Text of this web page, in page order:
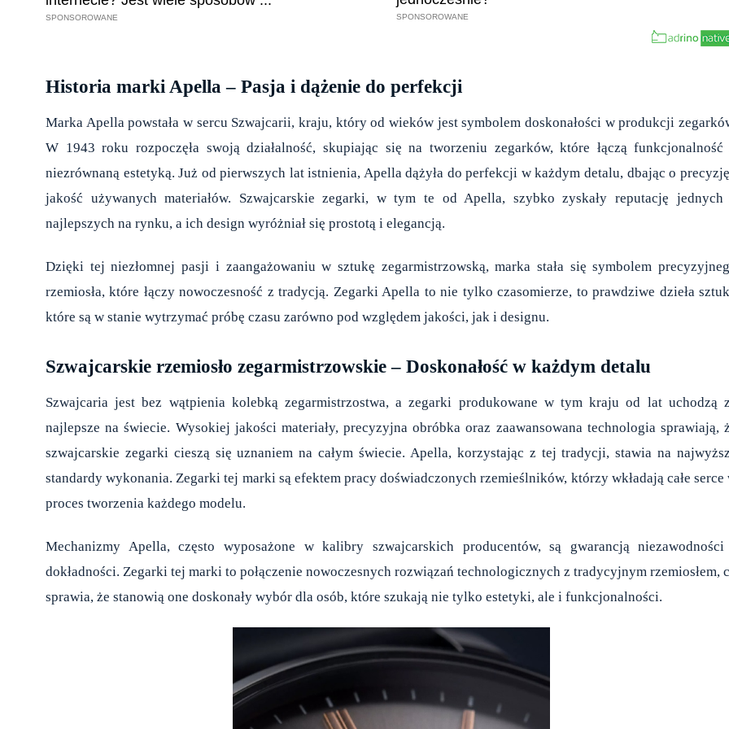
Historia marki Apella – Pasja i dążenie do perfekcji
Marka Apella powstała w sercu Szwajcarii, kraju, który od wieków jest symbolem doskonałości w produkcji
W 1943 roku rozpoczęła swoją działalność, skupiając się na tworzeniu zegarków, które łączą funkcjonalność
niezrównaną estetyką. Już od pierwszych lat istnienia, Apella dążyła do perfekcji w każdym detalu, dbając o
jakość używanych materiałów. Szwajcarskie zegarki, w tym te od Apella, szybko zyskały reputację jednych
najlepszych na rynku, a ich design wyróżniał się prostotą i elegancją.
Dzięki tej niezłomnej pasji i zaangażowaniu w sztukę zegarmistrzowską, marka stała się symbolem
rzemiosła, które łączy nowoczesność z tradycją. Zegarki Apella to nie tylko czasomierze, to prawdziwe dzieła
które są w stanie wytrzymać próbę czasu zarówno pod względem jakości, jak i designu.
Szwajcarskie rzemiosło zegarmistrzowskie – Doskonałość w każdym detalu
Szwajcaria jest bez wątpienia kolebką zegarmistrzostwa, a zegarki produkowane w tym kraju od lat uchodzą
najlepsze na świecie. Wysokiej jakości materiały, precyzyjna obróbka oraz zaawansowana technologia sprawiają,
szwajcarskie zegarki cieszą się uznaniem na całym świecie. Apella, korzystając z tej tradycji, stawia na
standardy wykonania. Zegarki tej marki są efektem pracy doświadczonych rzemieślników, którzy wkładają całe serce
proces tworzenia każdego modelu.
Mechanizmy Apella, często wyposażone w kalibry szwajcarskich producentów, są gwarancją
dokładności. Zegarki tej marki to połączenie nowoczesnych rozwiązań technologicznych z tradycyjnym rzemiosłem,
sprawia, że stanowią one doskonały wybór dla osób, które szukają nie tylko estetyki, ale i funkcjonalności.